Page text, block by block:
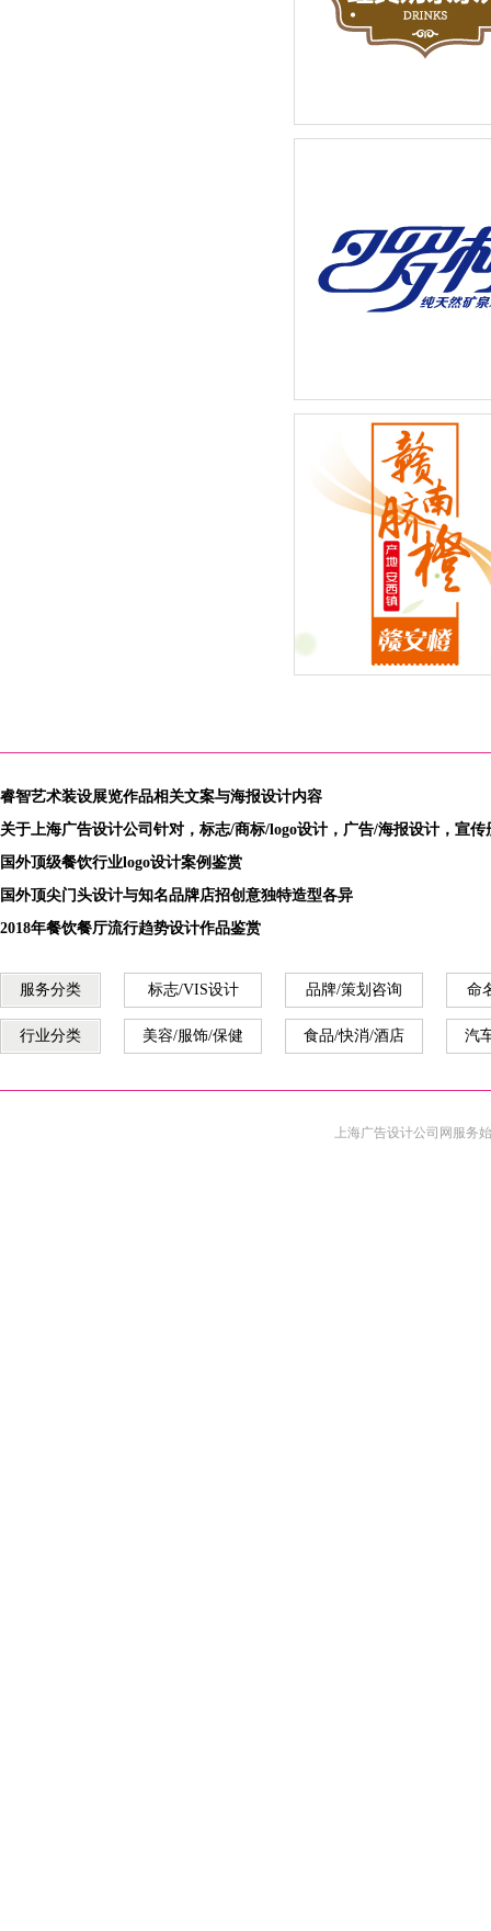
奶茶店招牌饮品宣传广告
巴罗柯矿泉水系列-新品包
睿智艺术装设展览作品相关文案与海报设计内容
关于上海广告设计公司针对，标志/商标/logo设计，广告/海报设计，宣
国外顶级餐饮行业logo设计案例鉴赏
国外顶尖门头设计与知名品牌店招创意独特造型各异
2018年餐饮餐厅流行趋势设计作品鉴赏
服务分类 标志/VIS设计 品牌/策划咨询 命
行业分类 美容/服饰/保健 食品/快消/酒店 汽
上海广告设计公司 网服务